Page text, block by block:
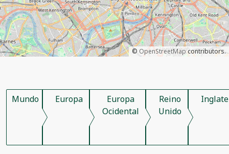
© OpenStreetMapcontributors.
Mundo Europa
Europa
Ocidental
Reino
Unido